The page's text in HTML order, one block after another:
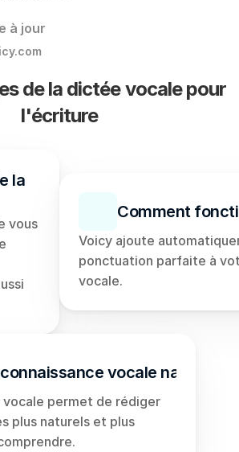
de la dictée vocale pour
l'écriture
la
vous
Comment
Voicy ajoute
ponctuation parfaite à
vocale.
vocale naturelle
vocale permet de rédiger
plus naturels et plus
à jour